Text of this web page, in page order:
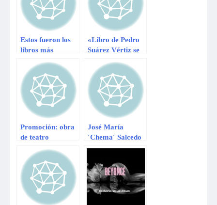
Estos fueron los
libros más
Feria del Libro de
Lima 2013
«Libro de Pedro
Suárez Vértiz se
película»
Promoción: obra
de teatro
de Aldo Miyashiro
José María
´Chema´ Salcedo
presentó libro